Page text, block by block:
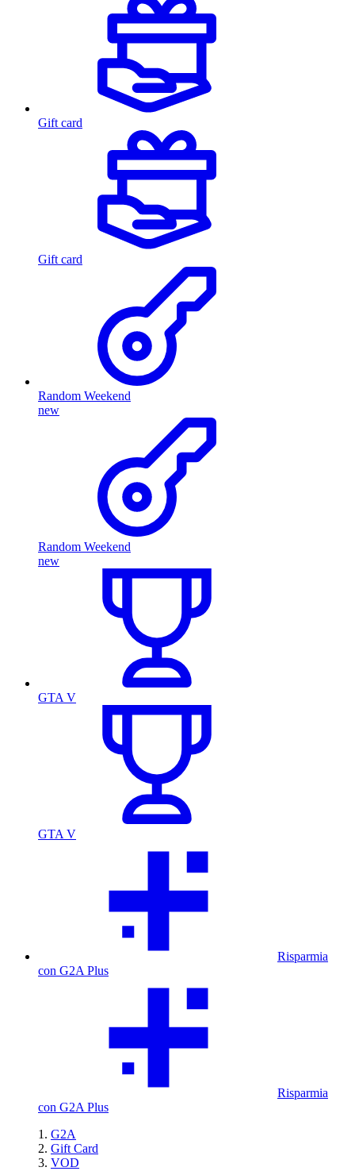
Gift card
Gift card
Random Weekend
new
Random Weekend
new
GTA V
GTA V
Risparmia
con G2A Plus
Risparmia
con G2A Plus
G2A
Gift Card
VOD